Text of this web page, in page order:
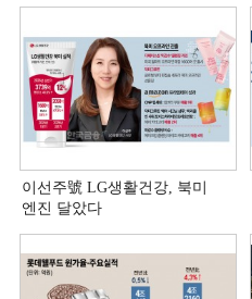
이선주號 LG생활건강, 북미
엔진 달았다